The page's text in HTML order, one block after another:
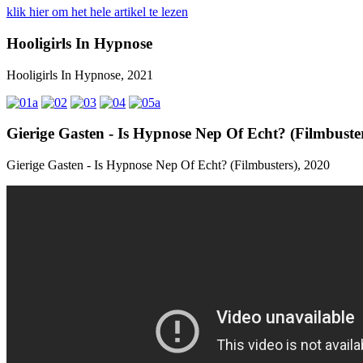
klik hier om het hele artikel te lezen
Hooligirls In Hypnose
Hooligirls In Hypnose, 2021
Gierige Gasten - Is Hypnose Nep Of Echt?
Gierige Gasten - Is Hypnose Nep Of Echt? (Filmbusters), 2020